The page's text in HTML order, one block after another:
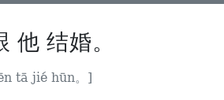
他 结婚。
tā jié hūn。]